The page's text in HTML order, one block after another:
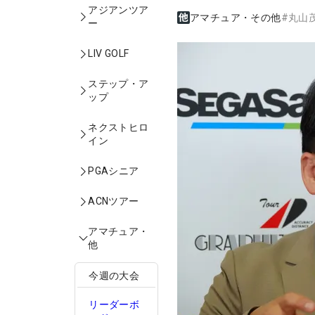
アジアンツア
ー
LIV GOLF
ステップ・ア
ップ
ネクストヒロ
イン
PGAシニア
ACNツアー
アマチュア・
他
今週の大会
リーダーボ
アマチュア・その他#丸山